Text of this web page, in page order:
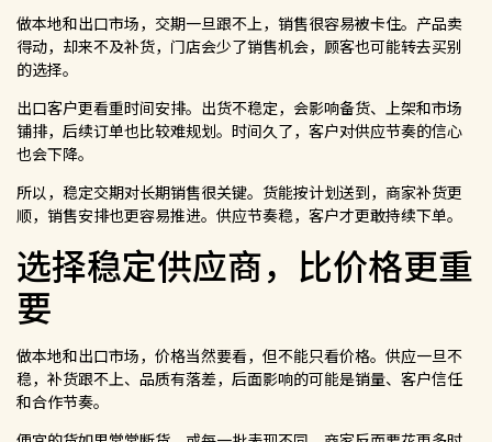
做本地和出口市场，交期一旦跟不上，销售很容易被卡住。产品卖
得动，却来不及补货，门店会少了销售机会，顾客也可能转去买别
的选择。
出口客户更看重时间安排。出货不稳定，会影响备货、上架和市场
铺排，后续订单也比较难规划。时间久了，客户对供应节奏的信心
也会下降。
所以，稳定交期对长期销售很关键。货能按计划送到，商家补货更
顺，销售安排也更容易推进。供应节奏稳，客户才更敢持续下单。
选择稳定供应商，比价格更重
要
做本地和出口市场，价格当然要看，但不能只看价格。供应一旦不
稳，补货跟不上、品质有落差，后面影响的可能是销量、客户信任
和合作节奏。